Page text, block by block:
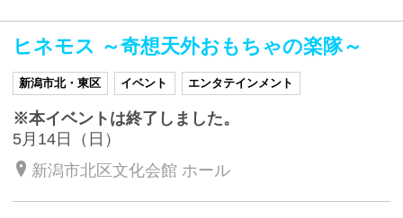
ヒネモス ～奇想天外おもちゃの楽隊～
新潟市北・東区 イベント エンタテインメント
※本イベントは終了しました。
5月14日（日）
新潟市北区文化会館 ホール